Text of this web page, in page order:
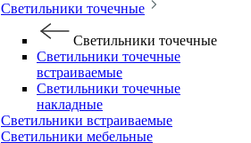
Светильники точечные
Светильники точечные
Светильники точечные
встраиваемые
Светильники точечные
накладные
Светильники встраиваемые
Светильники мебельные